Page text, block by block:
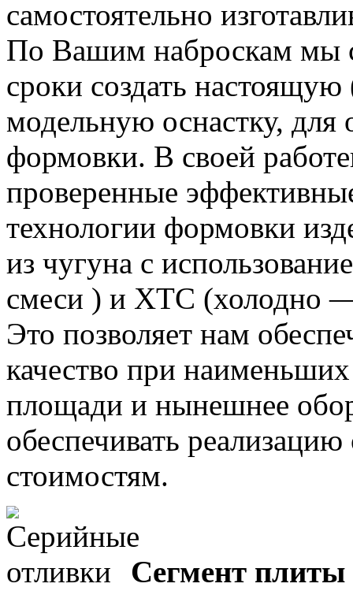
самостоятельно
По Вашим наброскам мы
сроки создать
модельную оснастку,
формовки. В своей
проверенные
технологии формовки
из чугуна с
смеси ) и ХТС (холодно
Это позволяет нам
качество при
площади и нынешнее
обеспечивать
стоимостям.
Сегмент плиты